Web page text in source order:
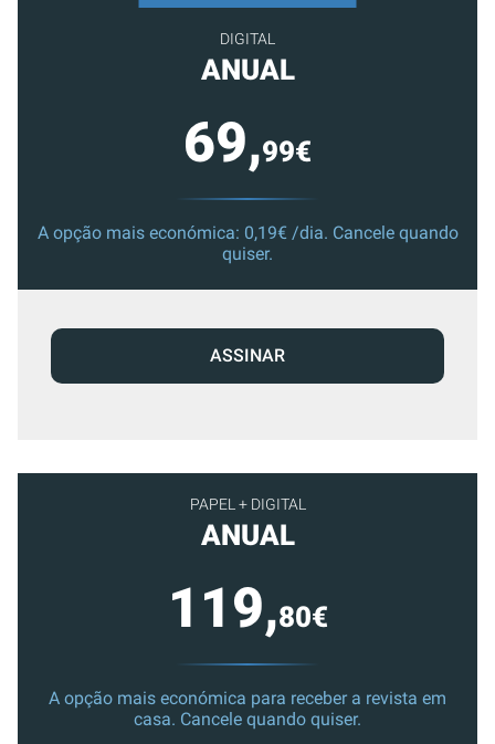
PAPEL + DIGITAL
ANUAL
119,80€
A opção mais económica para receber a revista em
casa. Cancele quando quiser.
DIGITAL
ANUAL
69,99€
A opção mais económica: 0,19€ /dia. Cancele quando
quiser.
ASSINAR